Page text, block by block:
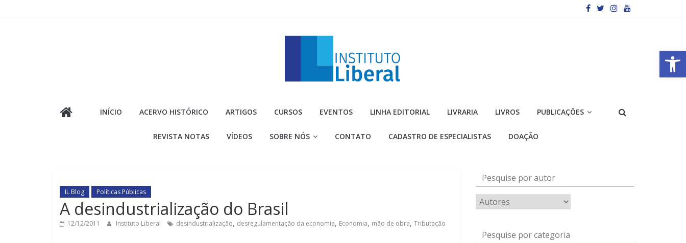
Barra de Ferramentas Aberta
Liberal
importante
da
INÍCIO ACERVO HISTÓRICO ARTIGOS CURSOS EVENTOS LINHA EDITORIAL LIVRARIA LIVROS PUBLICAÇÕES
REVISTA NOTAS VÍDEOS SOBRE NÓS CONTATO CADASTRO DE ESPECIALISTAS DOAÇÃO
IL Blog Políticas Públicas
A desindustrialização do Brasil
12/12/2011 Instituto Liberal desindustrialização, desregulamentação da economia, Economia, mão de obra, Tributação
Pesquise por autor
Pesquise por categoria